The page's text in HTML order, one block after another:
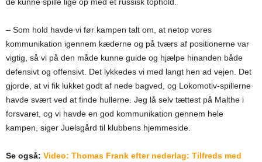
– Som hold havde vi før kampen talt om, at netop vores
kommunikation igennem kæderne og på tværs af positionerne var
vigtig, så vi på den måde kunne guide og hjælpe hinanden både
defensivt og offensivt. Det lykkedes vi med langt hen ad vejen. Det
gjorde, at vi fik lukket godt af nede bagved, og Lokomotiv-spillerne
havde svært ved at finde hullerne. Jeg lå selv tættest på Malthe i
forsvaret, og vi havde en god kommunikation gennem hele
kampen, siger Juelsgård til klubbens hjemmeside.
Se også: Video: Thomas Frank efter nederlag: Tilfreds med